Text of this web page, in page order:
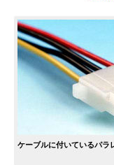
ケーブルに付いているパラ